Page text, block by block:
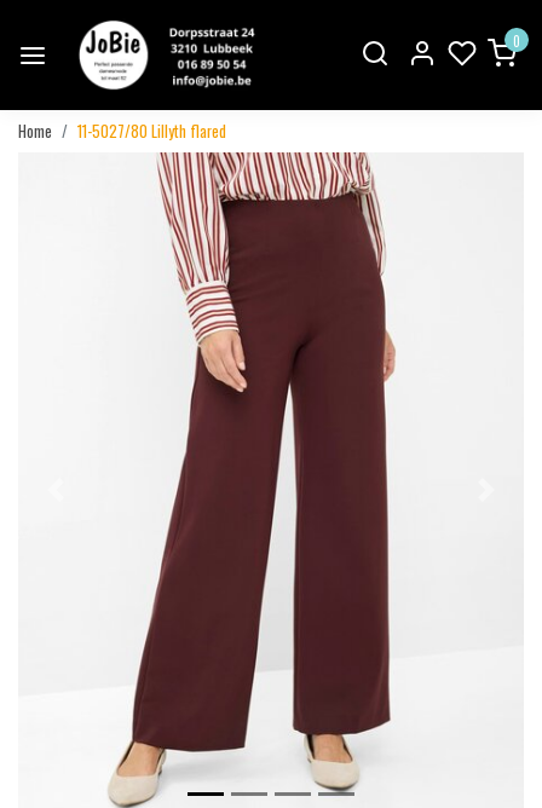
0
Home 11-5027/80 Lillyth flared